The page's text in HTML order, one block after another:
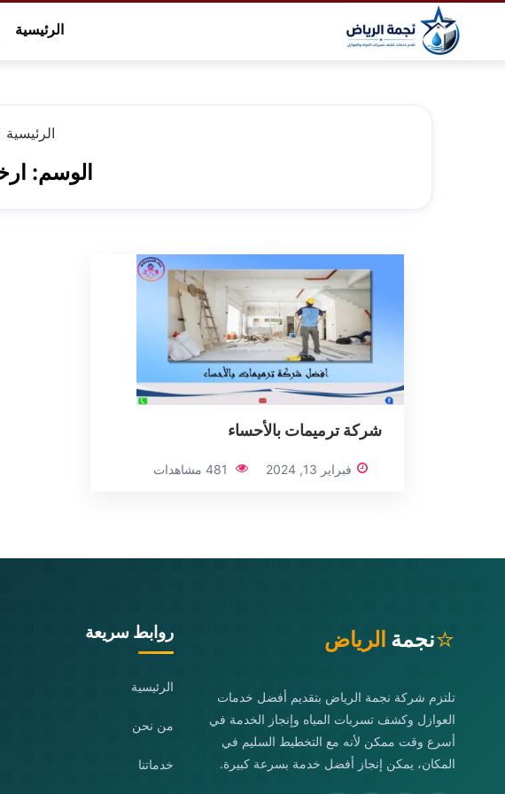
الرئيسية
الرئيسية
الوسم:
شركة ترميمات بالأحساء
فبراير 13, 2024 481 مشاهدات
⭐نجمة الرياض
تلتزم شركة نجمة الرياض بتقديم أفضل خدمات
العوازل وكشف تسربات المياه وإنجاز الخدمة في
أسرع وقت ممكن لأنه مع التخطيط السليم في
المكان، يمكن إنجاز أفضل خدمة بسرعة كبيرة.
روابط سريعة
الرئيسية
من نحن
خدماتنا